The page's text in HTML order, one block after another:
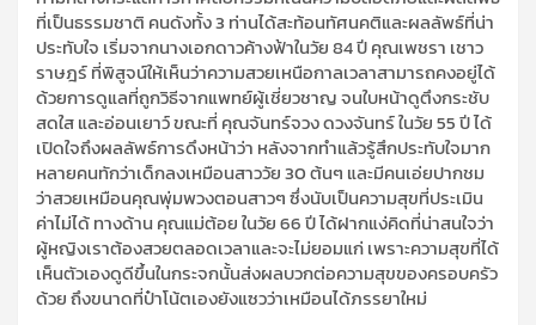
ที่เป็นธรรมชาติ คนดังทั้ง 3 ท่านได้สะท้อนทัศนคติและผลลัพธ์ที่น่า
ประทับใจ เริ่มจากนางเอกดาวค้างฟ้าในวัย 84 ปี คุณเพชรา เชาว
ราษฎร์ ที่พิสูจน์ให้เห็นว่าความสวยเหนือกาลเวลาสามารถคงอยู่ได้
ด้วยการดูแลที่ถูกวิธีจากแพทย์ผู้เชี่ยวชาญ จนใบหน้าดูตึงกระชับ
สดใส และอ่อนเยาว์ ขณะที่ คุณจันทร์จวง ดวงจันทร์ ในวัย 55 ปี ได้
เปิดใจถึงผลลัพธ์การดึงหน้าว่า หลังจากทำแล้วรู้สึกประทับใจมาก
หลายคนทักว่าเด็กลงเหมือนสาววัย 30 ต้นๆ และมีคนเอ่ยปากชม
ว่าสวยเหมือนคุณพุ่มพวงตอนสาวๆ ซึ่งนับเป็นความสุขที่ประเมิน
ค่าไม่ได้ ทางด้าน คุณแม่ต้อย ในวัย 66 ปี ได้ฝากแง่คิดที่น่าสนใจว่า
ผู้หญิงเราต้องสวยตลอดเวลาและจะไม่ยอมแก่ เพราะความสุขที่ได้
เห็นตัวเองดูดีขึ้นในกระจกนั้นส่งผลบวกต่อความสุขของครอบครัว
ด้วย ถึงขนาดที่ป๋าโน้ตเองยังแซวว่าเหมือนได้ภรรยาใหม่